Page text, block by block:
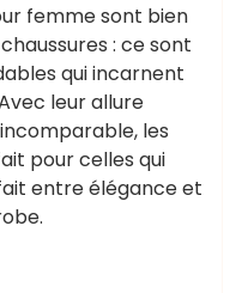
femme sont bien
: ce sont
qui incarnent
leur allure
les
pour celles qui
entre élégance et